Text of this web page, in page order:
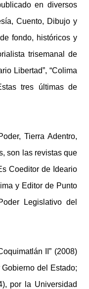
en diversos
Cuento, Dibujo y
fondo, históricos y
trisemanal de
Libertad”, “Colima
tres últimas de
Tierra Adentro,
son las revistas que
Coeditor de Ideario
y Editor de Punto
Legislativo del
II” (2008)
Gobierno del Estado;
por la Universidad